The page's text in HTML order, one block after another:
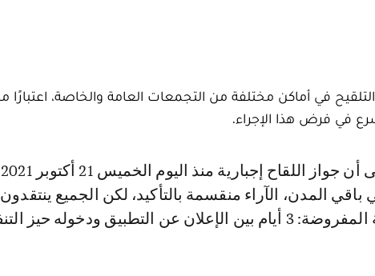
التلقيح في أماكن مختلفة من التجمعات العامة والخاصة، اعتبارًا
باقي المدن، الآراء منقسمة بالتأكيد، لكن الجميع
عن التطبيق ودخوله حيز التنفيذ.